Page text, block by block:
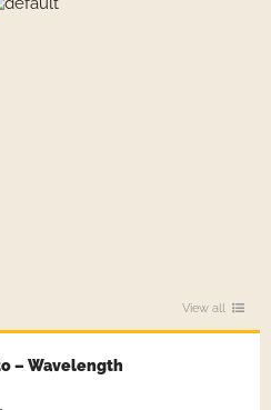
View all
– Wavelength